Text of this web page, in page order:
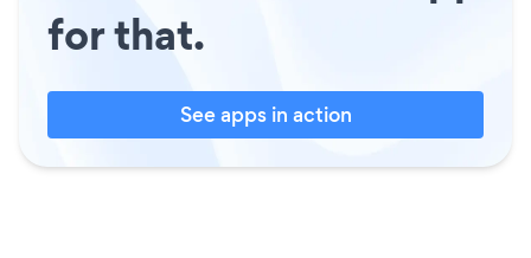
for that.
See apps in action